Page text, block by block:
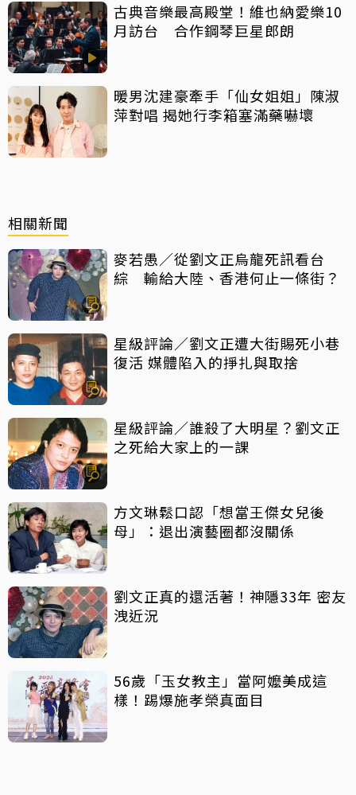
古典音樂最高殿堂！維也納愛樂10
月訪台 合作鋼琴巨星郎朗
暖男沈建豪牽手「仙女姐姐」陳淑
萍對唱 揭她行李箱塞滿藥嚇壞
相關新聞
麥若愚／從劉文正烏龍死訊看台
綜 輸給大陸、香港何止一條街？
星級評論／劉文正遭大街賜死小巷
復活 媒體陷入的掙扎與取捨
星級評論／誰殺了大明星？劉文正
之死給大家上的一課
方文琳鬆口認「想當王傑女兒後
母」：退出演藝圈都沒關係
劉文正真的還活著！神隱33年 密友
洩近況
56歲「玉女教主」當阿嬤美成這
樣！踢爆施孝榮真面目